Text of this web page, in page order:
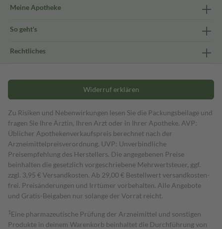
Meine Apotheke
So geht's
Rechtliches
Widerruf erklären
Zu Risiken und Nebenwirkungen lesen Sie die Packungsbeilage und
fragen Sie Ihre Ärztin, Ihren Arzt oder in Ihrer Apotheke. AVP:
Üblicher Apothekenverkaufspreis berechnet nach der
Arzneimittelpreisverordnung. UVP: Unverbindliche
Preisempfehlung des Herstellers. Die angegebenen Preise
beinhalten die gesetzlich vorgeschriebene Mehrwertsteuer, ggf.
zzgl. 3,95 € Versandkosten. Ab 29,00 € Bestell­wert versand­kosten­
frei. Preisänderungen und Irrtümer vorbehalten. Alle Angebote
und Gratis-Beigaben nur solange der Vorrat reicht.
1 Eine pharmazeutische Prüfung der Arzneimittel und sonstigen
Produkte in deinem Warenkorb beinhaltet die Durchführung von